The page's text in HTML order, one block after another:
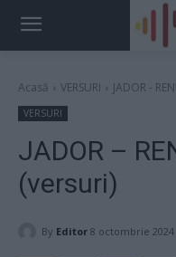
Acasă VERSURI JADOR -
VERSURI
JADOR –
(versuri)
By Editor 8 octombrie 2024